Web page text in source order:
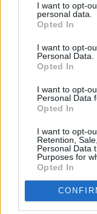
I want to opt-
personal data.
Opted In
I want to opt-
Personal Data.
Opted In
I want to opt-
Personal Data
Opted In
I want to opt-
Retention,
Personal Data
Purposes for
Opted In
Niestety polski
zresztą
szampańskim
Piaskowską, a
Mateusz
"Film poraża